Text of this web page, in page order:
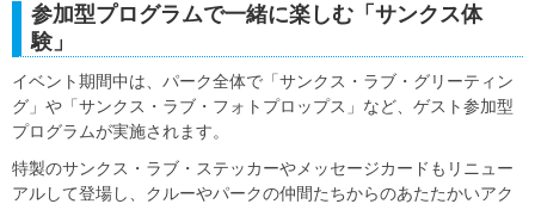
参加型プログラムで一緒に楽しむ「サンクス体
験」
イベント期間中は、パーク全体で「サンクス・ラブ・グリーティン
グ」や「サンクス・ラブ・フォトプロップス」など、ゲスト参加型
プログラムが実施されます。
特製のサンクス・ラブ・ステッカーやメッセージカードもリニュー
アルして登場し、クルーやパークの仲間たちからのあたたかいアク